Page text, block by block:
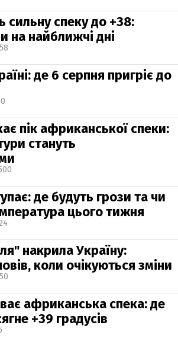
сильну спеку до +38:
на найближчі дні
де 6 серпня пригріє до
пік африканської спеки:
стануть
де будуть грози та чи
цього тижня
накрила Україну:
коли очікуються зміни
африканська спека: де
+39 градусів